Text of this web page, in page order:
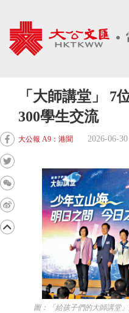
「大師講堂」 7
300學生交流
大公報 A9：港聞 2026-06-30
圖：「給孩子們的大師講堂」